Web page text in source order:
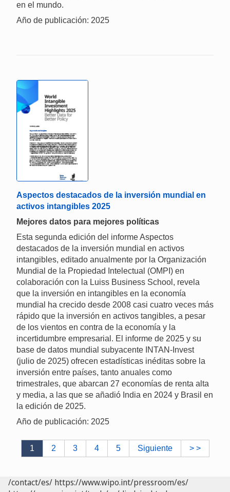
en el mundo.
Año de publicación: 2025
Aspectos destacados de la inversión mundial en
activos intangibles 2025
Mejores datos para mejores políticas
Esta segunda edición del informe Aspectos
destacados de la inversión mundial en activos
intangibles, editado anualmente por la Organización
Mundial de la Propiedad Intelectual (OMPI) en
colaboración con la Luiss Business School, revela
que la inversión en intangibles en la economía
mundial ha crecido desde 2008 casi cuatro veces más
rápido que la inversión en activos tangibles, a pesar
de los vientos en contra de la economía y la
incertidumbre empresarial. El informe de 2025 y su
base de datos mundial subyacente INTAN-Invest
(julio de 2025) ofrecen estadísticas inéditas sobre la
inversión entre países, tanto anuales como
trimestrales, que abarcan 27 economías de renta alta
y media, a las que se añadió India en 2024 y Brasil en
la edición de 2025.
Año de publicación: 2025
1 2 3 4 5 Siguiente > >
/contact/es/ https://www.wipo.int/pressroom/es/